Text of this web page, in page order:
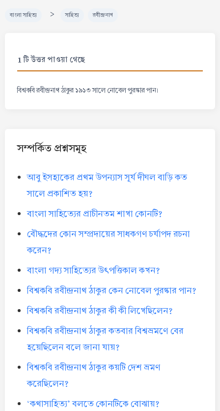
বাংলা সাহিত্য > সাহিত্য রবীন্দ্রনাথ
1 টি উত্তর পাওয়া গেছে
বিশ্বকবি রবীন্দ্রনাথ ঠাকুর ১৯১৩ সালে নোবেল পুরষ্কার পান।
সম্পর্কিত প্রশ্নসমূহ
আবু ইসহাকের প্রথম উপন্যাস সূর্য দীঘল বাড়ি কত
সালে প্রকাশিত হয়?
বাংলা সাহিত্যের প্রাচীনতম শাখা কোনটি?
বৌদ্ধদের কোন সম্প্রদায়ের সাধকগণ চর্যাপদ রচনা
করেন?
বাংলা গদ্য সাহিত্যের উৎপত্তিকাল কখন?
বিশ্বকবি রবীন্দ্রনাথ ঠাকুর কেন নোবেল পুরষ্কার পান?
বিশ্বকবি রবীন্দ্রনাথ ঠাকুর কী কী লিখেছিলেন?
বিশ্বকবি রবীন্দ্রনাথ ঠাকুর কতবার বিশ্বভ্রমণে বের
হয়েছিলেন বলে জানা যায়?
বিশ্বকবি রবীন্দ্রনাথ ঠাকুর কয়টি দেশ ভ্রমণ
করেছিলেন?
‘কথাসাহিত্য’ বলতে কোনটিকে বোঝায়?